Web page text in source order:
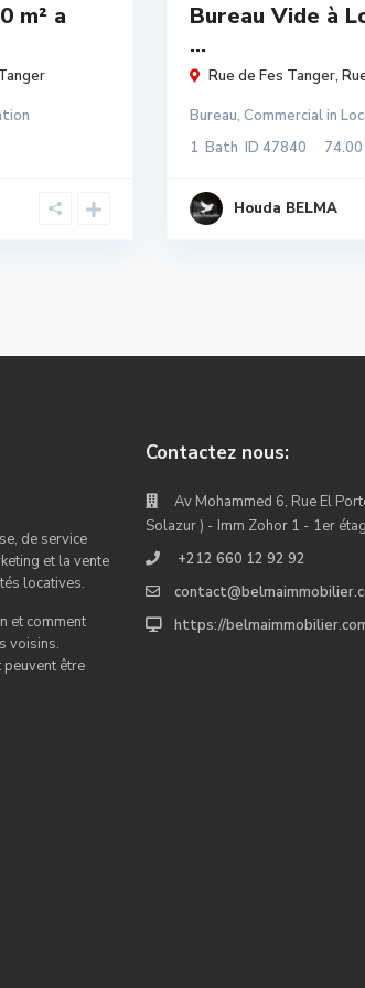
m² a
Bureau Vide à
...
Rue de Fes Tanger,
Bureau, Commercialin
1 Bath ID 47840 74.00
Houda BELMA
de service
et la vente
locatives.
et comment
voisins.
être
Contactez nous:
Av Mohammed 6, Rue El
Solazur ) - Imm Zohor 1 - 1er
+212 660 12 92 92
https://